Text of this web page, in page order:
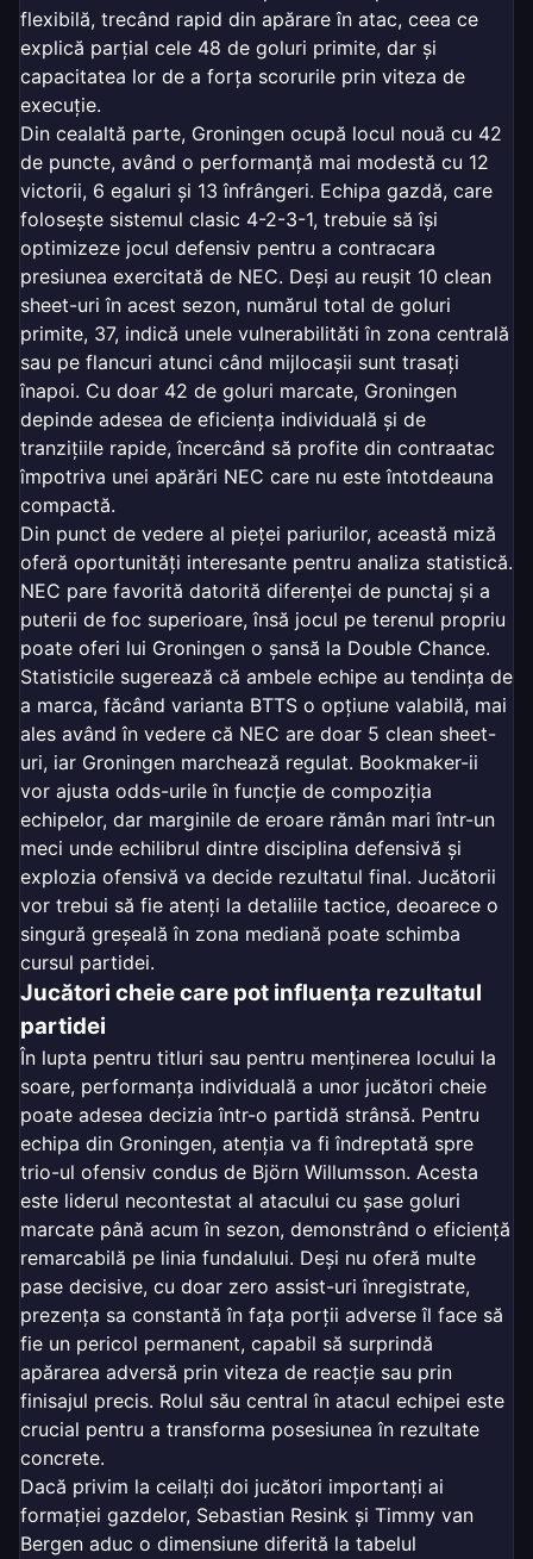
flexibilă, trecând rapid din apărare în atac, ceea ce
explică parțial cele 48 de goluri primite, dar și
capacitatea lor de a forța scorurile prin viteza de
execuție.
Din cealaltă parte, Groningen ocupă locul nouă cu 42
de puncte, având o performanță mai modestă cu 12
victorii, 6 egaluri și 13 înfrângeri. Echipa gazdă, care
folosește sistemul clasic 4-2-3-1, trebuie să își
optimizeze jocul defensiv pentru a contracara
presiunea exercitată de NEC. Deși au reușit 10 clean
sheet-uri în acest sezon, numărul total de goluri
primite, 37, indică unele vulnerabilităti în zona centrală
sau pe flancuri atunci când mijlocașii sunt trasați
înapoi. Cu doar 42 de goluri marcate, Groningen
depinde adesea de eficiența individuală și de
tranzițiile rapide, încercând să profite din contraatac
împotriva unei apărări NEC care nu este întotdeauna
compactă.
Din punct de vedere al pieței pariurilor, această miză
oferă oportunități interesante pentru analiza statistică.
NEC pare favorită datorită diferenței de punctaj și a
puterii de foc superioare, însă jocul pe terenul propriu
poate oferi lui Groningen o șansă la Double Chance.
Statisticile sugerează că ambele echipe au tendința de
a marca, făcând varianta BTTS o opțiune valabilă, mai
ales având în vedere că NEC are doar 5 clean sheet-
uri, iar Groningen marchează regulat. Bookmaker-ii
vor ajusta odds-urile în funcție de compoziția
echipelor, dar marginile de eroare rămân mari într-un
meci unde echilibrul dintre disciplina defensivă și
explozia ofensivă va decide rezultatul final. Jucătorii
vor trebui să fie atenți la detaliile tactice, deoarece o
singură greșeală în zona mediană poate schimba
cursul partidei.
Jucători cheie care pot influența rezultatul
partidei
În lupta pentru titluri sau pentru menținerea locului la
soare, performanța individuală a unor jucători cheie
poate adesea decizia într-o partidă strânsă. Pentru
echipa din Groningen, atenția va fi îndreptată spre
trio-ul ofensiv condus de Björn Willumsson. Acesta
este liderul necontestat al atacului cu șase goluri
marcate până acum în sezon, demonstrând o eficiență
remarcabilă pe linia fundalului. Deși nu oferă multe
pase decisive, cu doar zero assist-uri înregistrate,
prezența sa constantă în fața porții adverse îl face să
fie un pericol permanent, capabil să surprindă
apărarea adversă prin viteza de reacție sau prin
finisajul precis. Rolul său central în atacul echipei este
crucial pentru a transforma posesiunea în rezultate
concrete.
Dacă privim la ceilalți doi jucători importanți ai
formației gazdelor, Sebastian Resink și Timmy van
Bergen aduc o dimensiune diferită la tabelul